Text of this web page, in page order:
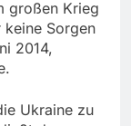
großen Krieg
Sorgen
2014,
Ukraine zu